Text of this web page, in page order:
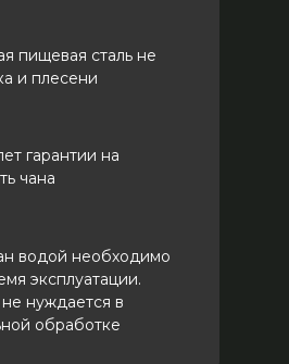
водой необходимо
эксплуатации.
нуждается в
обработке
пищевая сталь не
и плесени
гарантии на
чана